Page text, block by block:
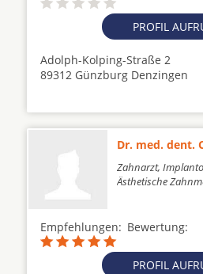
PROFIL
Adolph-Kolping-Straße 2
89312 Günzburg Denzingen
Dr. med. dent.
Zahnarzt,
Ästhetische
Empfehlungen: Bewertung:
PROFIL